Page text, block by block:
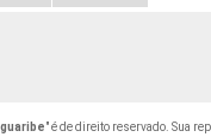
" é de direito reservado. Sua